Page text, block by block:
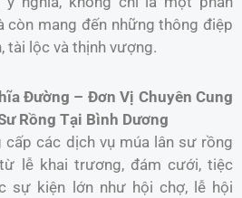
còn mang đến những thông điệp
tài lộc và thịnh vượng.
Đường – Đơn Vị Chuyên Cung
Rồng Tại Bình Dương
cấp các dịch vụ múa lân sư rồng
lễ khai trương, đám cưới, tiệc
sự kiện lớn như hội chợ, lễ hội